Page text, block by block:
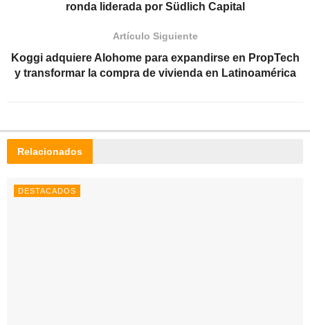
ronda liderada por Südlich Capital
Artículo Siguiente
Koggi adquiere Alohome para expandirse en PropTech
y transformar la compra de vivienda en Latinoamérica
Relacionados
DESTACADOS